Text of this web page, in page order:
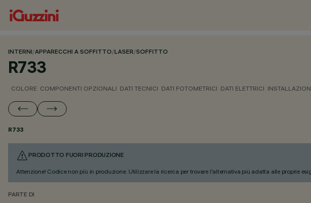
INTERNI/APPARECCHI A SOFFITTO/LASER/SOFFITTO
R733
COLORE COMPONENTI OPZIONALI DATI TECNICI DATI FOTOMETRICI DATI ELETTRICI
R733
PRODOTTO FUORI PRODUZIONE
Attenzione! Codice non più in produzione. Utilizzare la ricerca per trovare l'alternativa più adatta alle proprie
PARTE DI